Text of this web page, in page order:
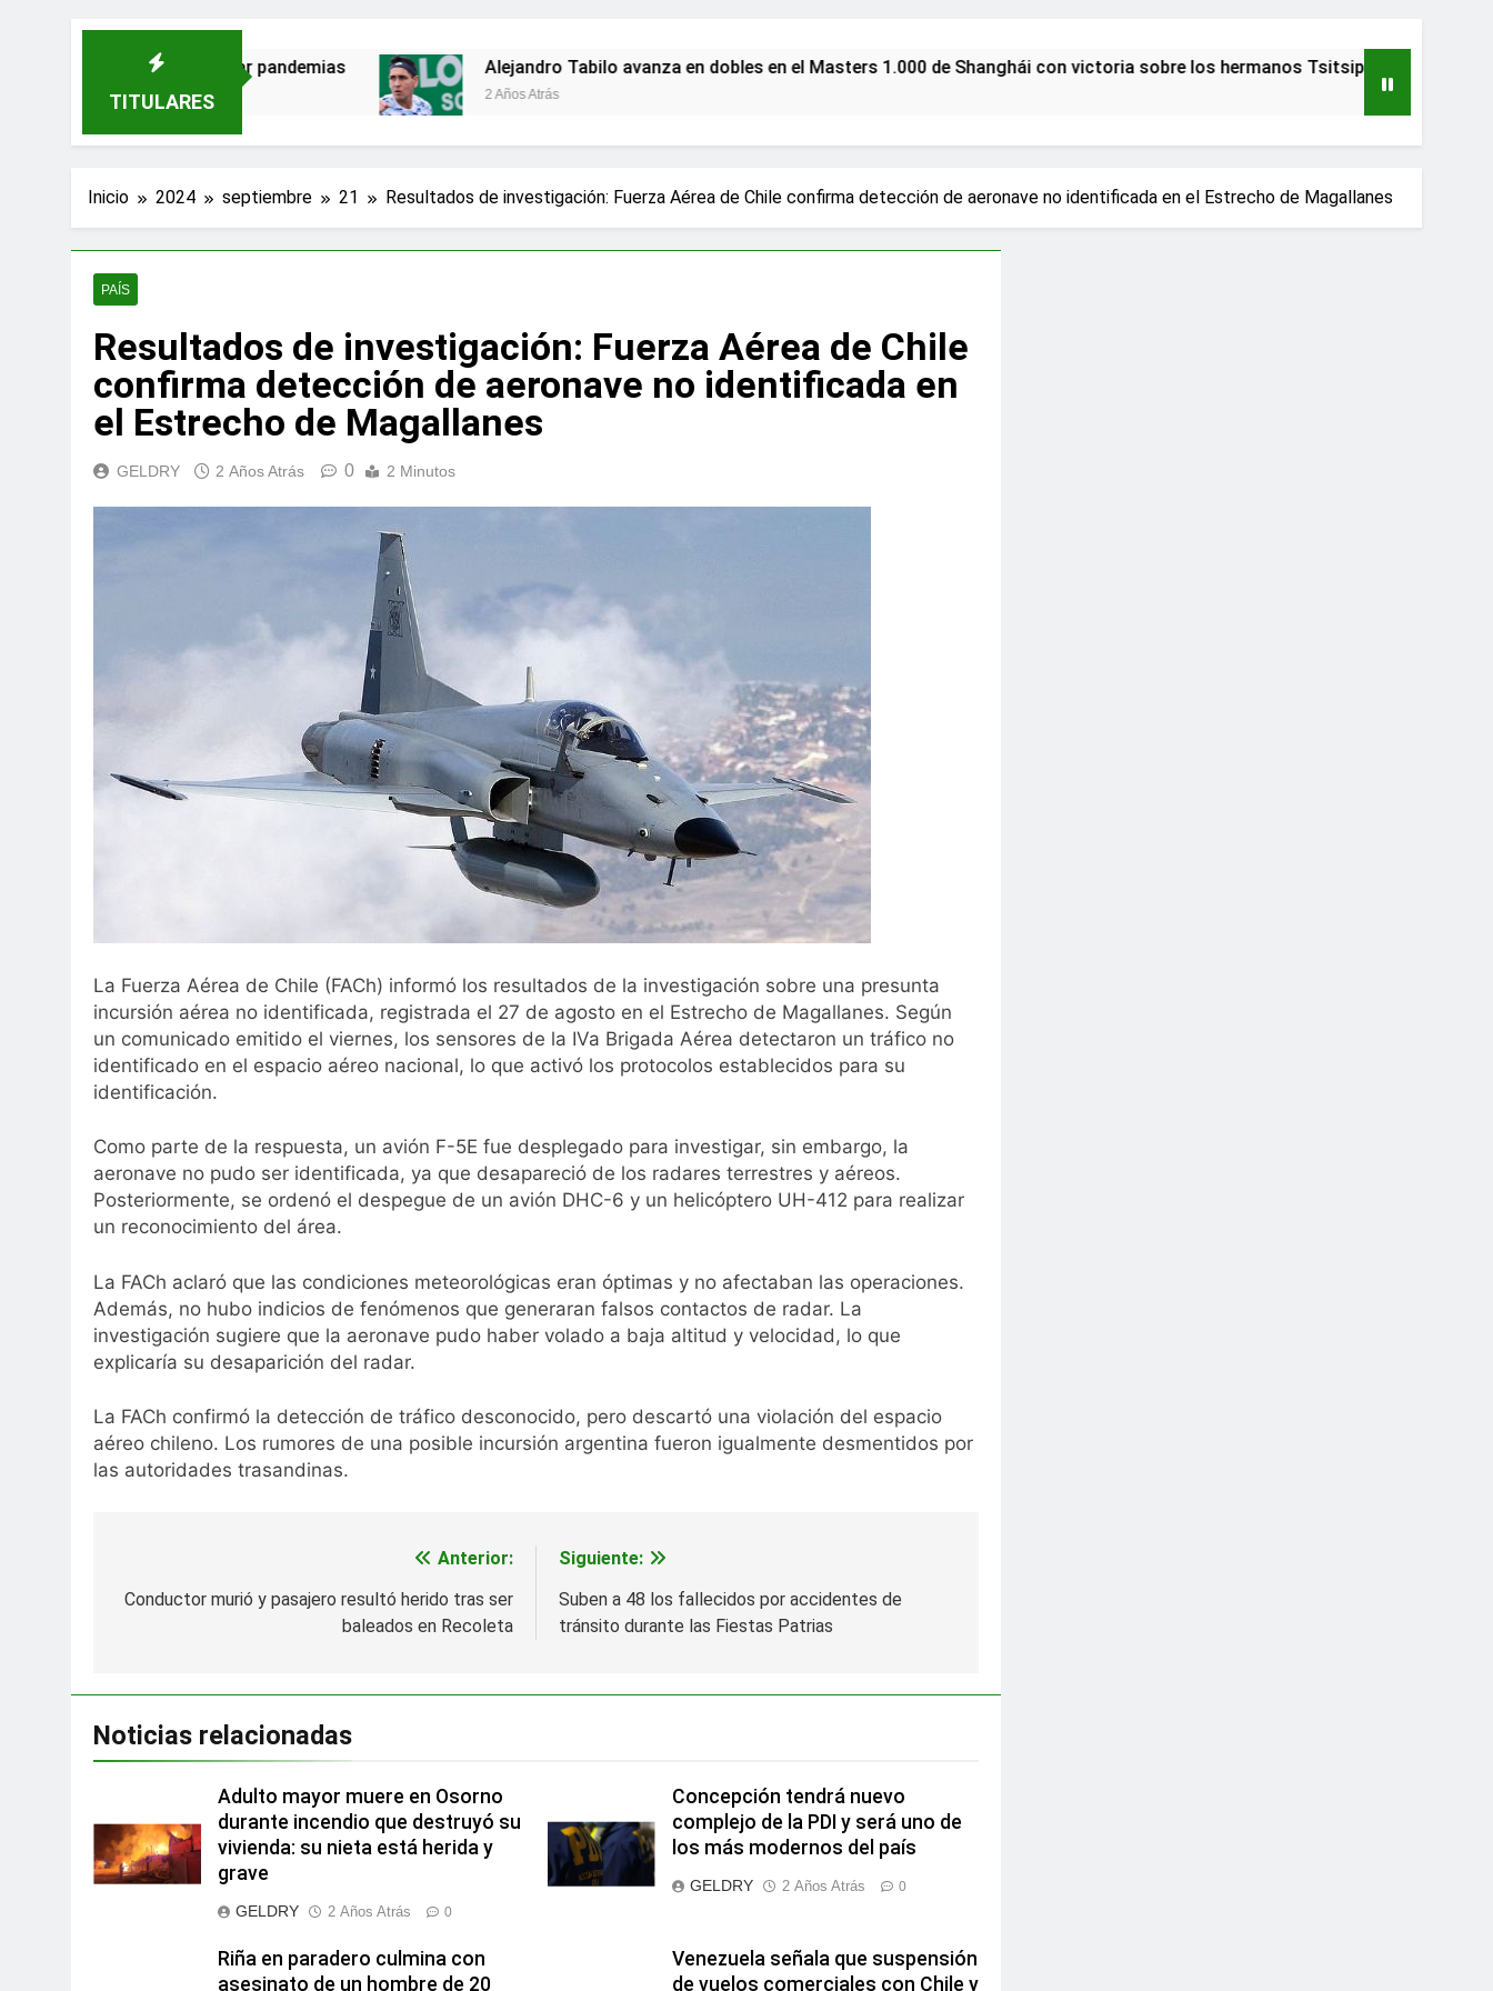
TITULARES
para evitar pandemias Alejandro Tabilo avanza en dobles en el Masters 1.000 de Shanghái con victoria sobre los hermanos Tsitsipas
2 Años Atrás
Inicio 2024 septiembre 21 Resultados de investigación: Fuerza Aérea de Chile confirma detección de aeronave no identificada en el Estrecho de Magallanes
PAÍS
Resultados de investigación: Fuerza Aérea de Chile
confirma detección de aeronave no identificada en
el Estrecho de Magallanes
GELDRY 2 Años Atrás 0 2 Minutos
La Fuerza Aérea de Chile (FACh) informó los resultados de la investigación sobre una presunta
incursión aérea no identificada, registrada el 27 de agosto en el Estrecho de Magallanes. Según
un comunicado emitido el viernes, los sensores de la IVa Brigada Aérea detectaron un tráfico no
identificado en el espacio aéreo nacional, lo que activó los protocolos establecidos para su
identificación.
Como parte de la respuesta, un avión F-5E fue desplegado para investigar, sin embargo, la
aeronave no pudo ser identificada, ya que desapareció de los radares terrestres y aéreos.
Posteriormente, se ordenó el despegue de un avión DHC-6 y un helicóptero UH-412 para realizar
un reconocimiento del área.
La FACh aclaró que las condiciones meteorológicas eran óptimas y no afectaban las operaciones.
Además, no hubo indicios de fenómenos que generaran falsos contactos de radar. La
investigación sugiere que la aeronave pudo haber volado a baja altitud y velocidad, lo que
explicaría su desaparición del radar.
La FACh confirmó la detección de tráfico desconocido, pero descartó una violación del espacio
aéreo chileno. Los rumores de una posible incursión argentina fueron igualmente desmentidos por
las autoridades trasandinas.
de
Anterior:
Conductor murió y pasajero resultó herido tras ser
baleados en Recoleta
Siguiente:
Suben a 48 los fallecidos por accidentes de
tránsito durante las Fiestas Patrias
Noticias relacionadas
Adulto mayor muere en Osorno
durante incendio que destruyó su
vivienda: su nieta está herida y
grave
GELDRY 2 Años Atrás 0
Concepción tendrá nuevo
complejo de la PDI y será uno de
los más modernos del país
GELDRY 2 Años Atrás 0
Riña en paradero culmina con
asesinato de un hombre de 20
Venezuela señala que suspensión
de vuelos comerciales con Chile y